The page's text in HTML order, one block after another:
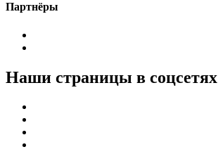
Партнёры
Наши страницы в соцсетях